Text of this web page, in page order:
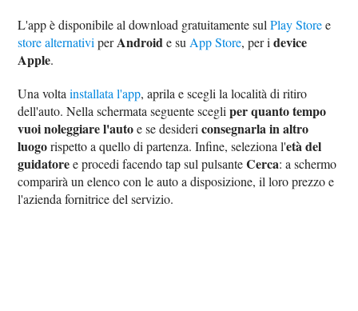
L'app è disponibile al download gratuitamente sulPlay Storee
store alternativi perAndroide su App Store, per idevice
Apple.
Una voltainstallata l'app, aprila e scegli la località di ritiro
dell'auto. Nella schermata seguente scegliper quanto tempo
vuoi noleggiare l'autoe se desidericonsegnarla in altro
luogorispetto a quello di partenza. Infine, seleziona l'età del
guidatoree procedi facendo tap sul pulsanteCerca: a schermo
comparirà un elenco con le auto a disposizione, il loro prezzo e
l'azienda fornitrice del servizio.